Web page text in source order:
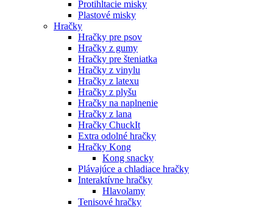
Protihltacie misky
Plastové misky
Hračky
Hračky pre psov
Hračky z gumy
Hračky pre šteniatka
Hračky z vinylu
Hračky z latexu
Hračky z plyšu
Hračky na naplnenie
Hračky z lana
Hračky ChuckIt
Extra odolné hračky
Hračky Kong
Kong snacky
Plávajúce a chladiace hračky
Interaktívne hračky
Hlavolamy
Tenisové hračky